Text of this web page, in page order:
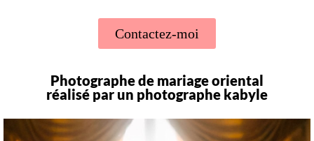
Contactez-moi
Photographe de mariage oriental
réalisé par un photographe kabyle